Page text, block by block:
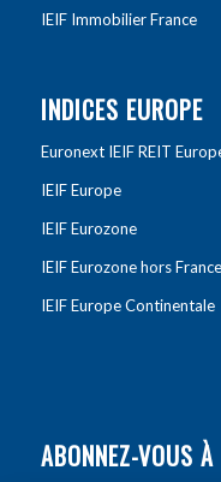
IEIF Immobilier France
INDICES EUROPE
Euronext IEIF REIT
IEIF Europe
IEIF Eurozone
IEIF Eurozone hors France
IEIF Europe Continentale
ABONNEZ-VOUS